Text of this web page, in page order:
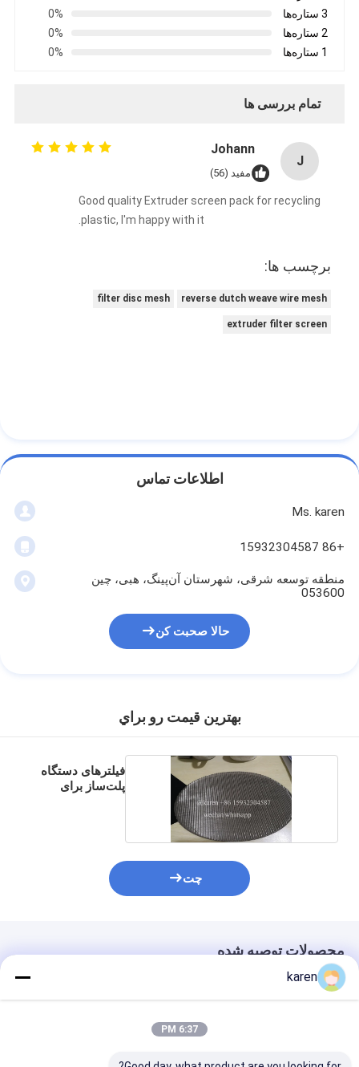
3 ستاره‌ها
0%
2 ستاره‌ها
0%
1 ستاره‌ها
0%
تمام بررسی ها
J
Johann
مفید (56)
Good quality Extruder screen pack for recycling
plastic, I'm happy with it.
برچسب ها:
reverse dutch weave wire mesh
filter disc mesh
extruder filter screen
اطلاعات تماس
Ms. karen
+86 15932304587
منطقه توسعه شرقی، شهرستان آن‌پینگ، هبی، چین
053600
حالا صحبت کن
بهترين قيمت رو براي
فیلترهای دستگاه
پلت‌ساز برای
چت
محصولات توصیه شده
karen
6:37 PM